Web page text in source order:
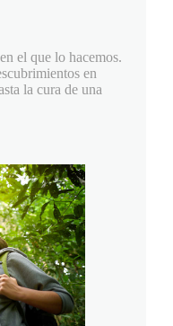
el que lo hacemos.
en
la cura de una